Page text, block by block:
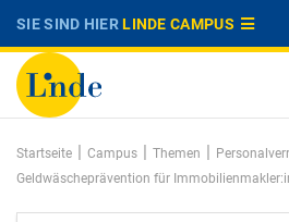
SIE SIND HIERLINDE CAMPUS
Startseite | Campus | Themen |
Geldwäscheprävention für